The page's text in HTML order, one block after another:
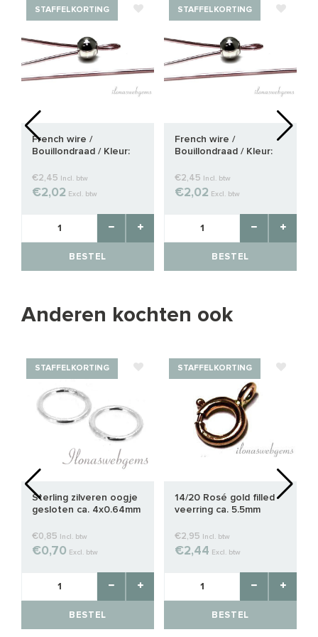
STAFFELKORTING
French wire /
Bouillondraad / Kleur:
€2,45 Incl. btw
€2,02 Excl. btw
BESTEL
STAFFELKORTING
French wire /
Bouillondraad / Kleur:
€2,45 Incl. btw
€2,02 Excl. btw
BESTEL
Anderen kochten ook
STAFFELKORTING
Sterling zilveren oogje
gesloten ca. 4x0.64mm
€0,85 Incl. btw
€0,70 Excl. btw
BESTEL
STAFFELKORTING
14/20 Rosé gold filled
veerring ca. 5.5mm
€2,95 Incl. btw
€2,44 Excl. btw
BESTEL